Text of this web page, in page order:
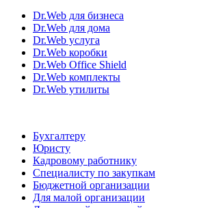
Dr.Web для бизнеса
Dr.Web для дома
Dr.Web услуга
Dr.Web коробки
Dr.Web Office Shield
Dr.Web комплекты
Dr.Web утилиты
Бухгалтеру
Юристу
Кадровому работнику
Специалисту по закупкам
Бюджетной организации
Для малой организации